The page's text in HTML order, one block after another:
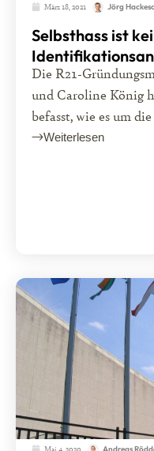
März 18, 2021 Jörg
Selbsthass ist
Die R21-
und Caroline König
befasst, wie es um
Weiterlesen
Mai 4, 2020